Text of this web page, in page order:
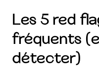
Les 5 red
fréquents
détecter)